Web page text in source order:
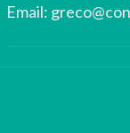
Email: